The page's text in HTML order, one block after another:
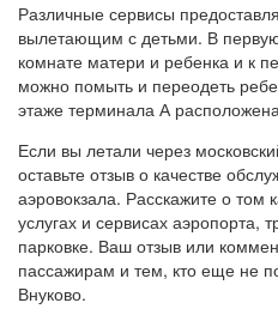
Различные сервисы
вылетающим с детьми. В
комнате матери и ребенка и к
можно помыть и переодеть
этаже терминала А
Если вы летали через
оставьте отзыв о качестве
аэровокзала. Расскажите о том
услугах и сервисах аэропорта,
парковке. Ваш отзыв или
пассажирам и тем, кто еще не
Внуково.